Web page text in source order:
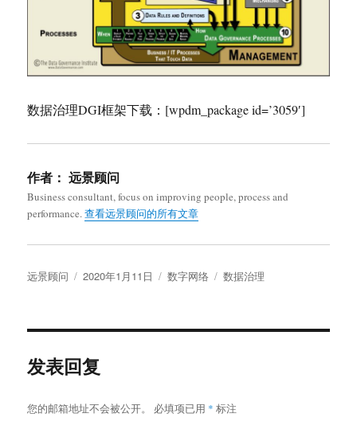
数据治理DGI框架下载：[wpdm_package id=’3059′]
作者： 远景顾问
Business consultant, focus on improving people, process and
performance.查看远景顾问的所有文章
作
远景顾问
发
2020年1月11日
分
数字网络
标
数据治理
发表回复
您的邮箱地址不会被公开。 必填项已用 * 标注